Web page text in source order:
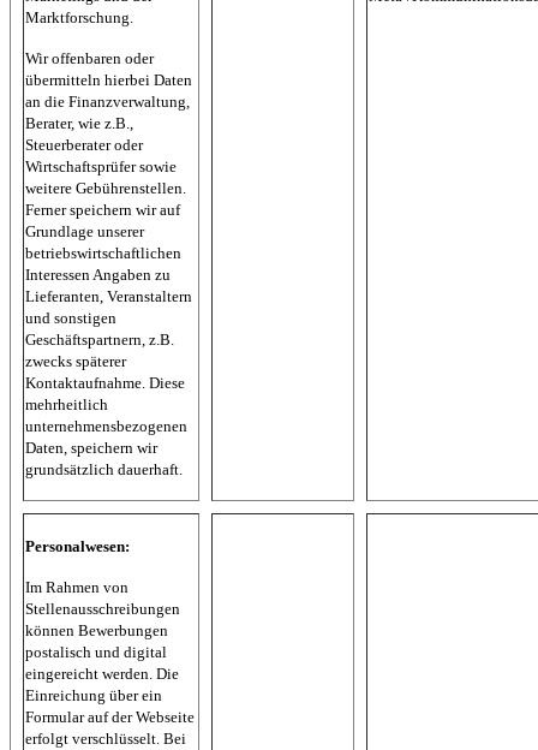
Marktforschung.
Wir offenbaren oder
übermitteln hierbei Daten
an die Finanzverwaltung,
Berater, wie z.B.,
Steuerberater oder
Wirtschaftsprüfer sowie
weitere Gebührenstellen.
Ferner speichern wir auf
Grundlage unserer
betriebswirtschaftlichen
Interessen Angaben zu
Lieferanten, Veranstaltern
und sonstigen
Geschäftspartnern, z.B.
zwecks späterer
Kontaktaufnahme. Diese
mehrheitlich
unternehmensbezogenen
Daten, speichern wir
grundsätzlich dauerhaft.
Personalwesen:
Im Rahmen von
Stellenausschreibungen
können Bewerbungen
postalisch und digital
eingereicht werden. Die
Einreichung über ein
Formular auf der Webseite
erfolgt verschlüsselt. Bei